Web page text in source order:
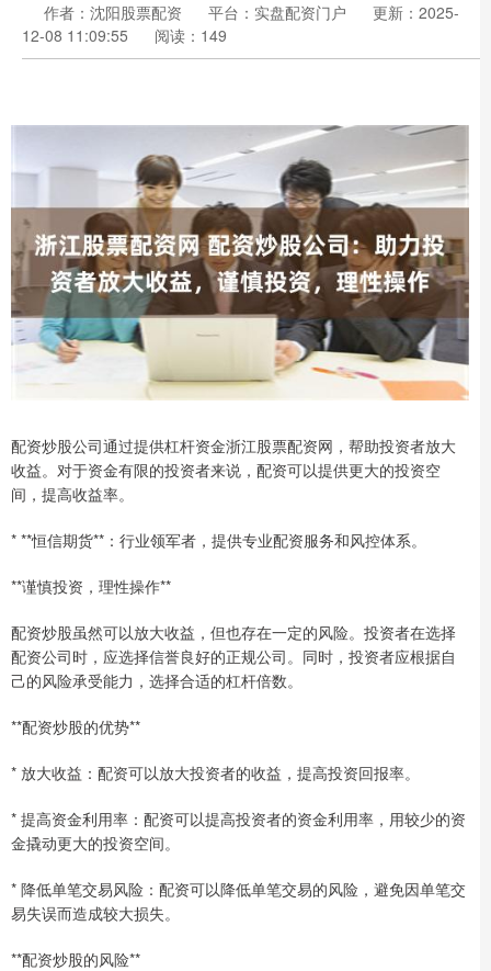
作者：沈阳股票配资 平台：实盘配资门户
更新：2025-
12-08 11:09:55
阅读：149
配资炒股公司通过提供杠杆资金浙江股票配资网，帮助投资者放大
收益。对于资金有限的投资者来说，配资可以提供更大的投资空
间，提高收益率。
* **恒信期货**：行业领军者，提供专业配资服务和风控体系。
**谨慎投资，理性操作**
配资炒股虽然可以放大收益，但也存在一定的风险。投资者在选择
配资公司时，应选择信誉良好的正规公司。同时，投资者应根据自
己的风险承受能力，选择合适的杠杆倍数。
**配资炒股的优势**
* 放大收益：配资可以放大投资者的收益，提高投资回报率。
* 提高资金利用率：配资可以提高投资者的资金利用率，用较少的资
金撬动更大的投资空间。
* 降低单笔交易风险：配资可以降低单笔交易的风险，避免因单笔交
易失误而造成较大损失。
**配资炒股的风险**